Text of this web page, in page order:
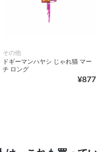
その他
ドギーマンハヤシ じゃれ猫 マー
チ ロング
¥877